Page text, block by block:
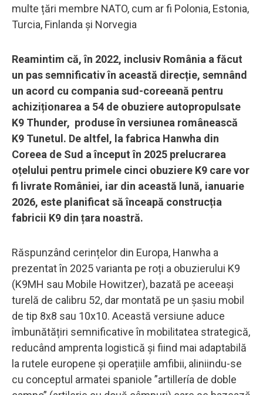
multe țări membre NATO, cum ar fi Polonia, Estonia,
Turcia, Finlanda și Norvegia
Reamintim că, în 2022, inclusiv România a făcut
un pas semnificativ în această direcție, semnând
un acord cu compania sud-coreeană pentru
achiziționarea a 54 de obuziere autopropulsate
K9 Thunder, produse în versiunea românească
K9 Tunetul. De altfel, la fabrica Hanwha din
Coreea de Sud a început în 2025 prelucrarea
oțelului pentru primele cinci obuziere K9 care vor
fi livrate României, iar din această lună, ianuarie
2026, este planificat să înceapă construcția
fabricii K9 din țara noastră.
Răspunzând cerințelor din Europa, Hanwha a
prezentat în 2025 varianta pe roți a obuzierului K9
(K9MH sau Mobile Howitzer), bazată pe aceeași
turelă de calibru 52, dar montată pe un șasiu mobil
de tip 8x8 sau 10x10. Această versiune aduce
îmbunătățiri semnificative în mobilitatea strategică,
reducând amprenta logistică și fiind mai adaptabilă
la rutele europene și operațiile amfibii, aliniindu-se
cu conceptul armatei spaniole ”artillería de doble